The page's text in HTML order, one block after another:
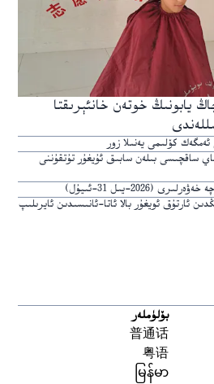
يابونىڭ خوتەن خانئېرىقتا
ئەمگەك كۆلىمى يەنىلا زور
ساقچىسى بىلەن سابىق ئۇيغۇر تۇتقۇننى
(2026-يىل 31-ئىيۇل)
ئۇيغۇر رايونىدا 143 مىڭدىن ئارتۇق ئويغۇر بالا ئاتا-ئانىسىدىن ئايرىلىپ
بۆلۈملەر
普通话
粤语
မြန်မာ